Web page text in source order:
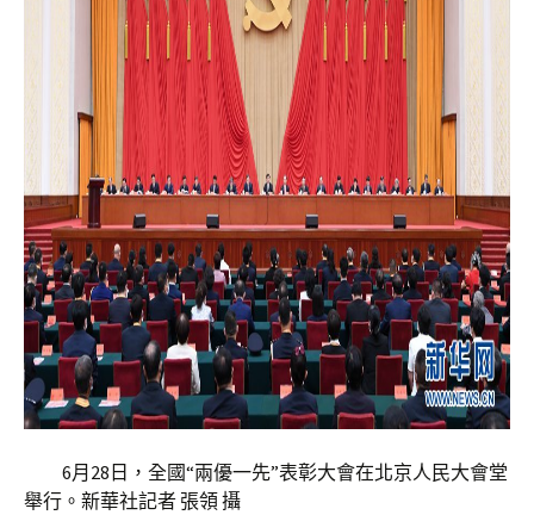
6月28日，全國“兩優一先”表彰大會在北京人民大會堂
舉行。新華社記者 張領 攝